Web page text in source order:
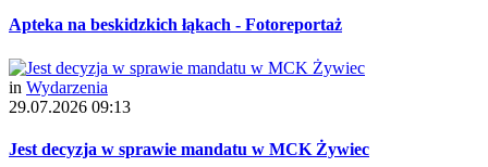
Apteka na beskidzkich łąkach - Fotoreportaż
in Wydarzenia
29.07.2026 09:13
Jest decyzja w sprawie mandatu w MCK Żywiec